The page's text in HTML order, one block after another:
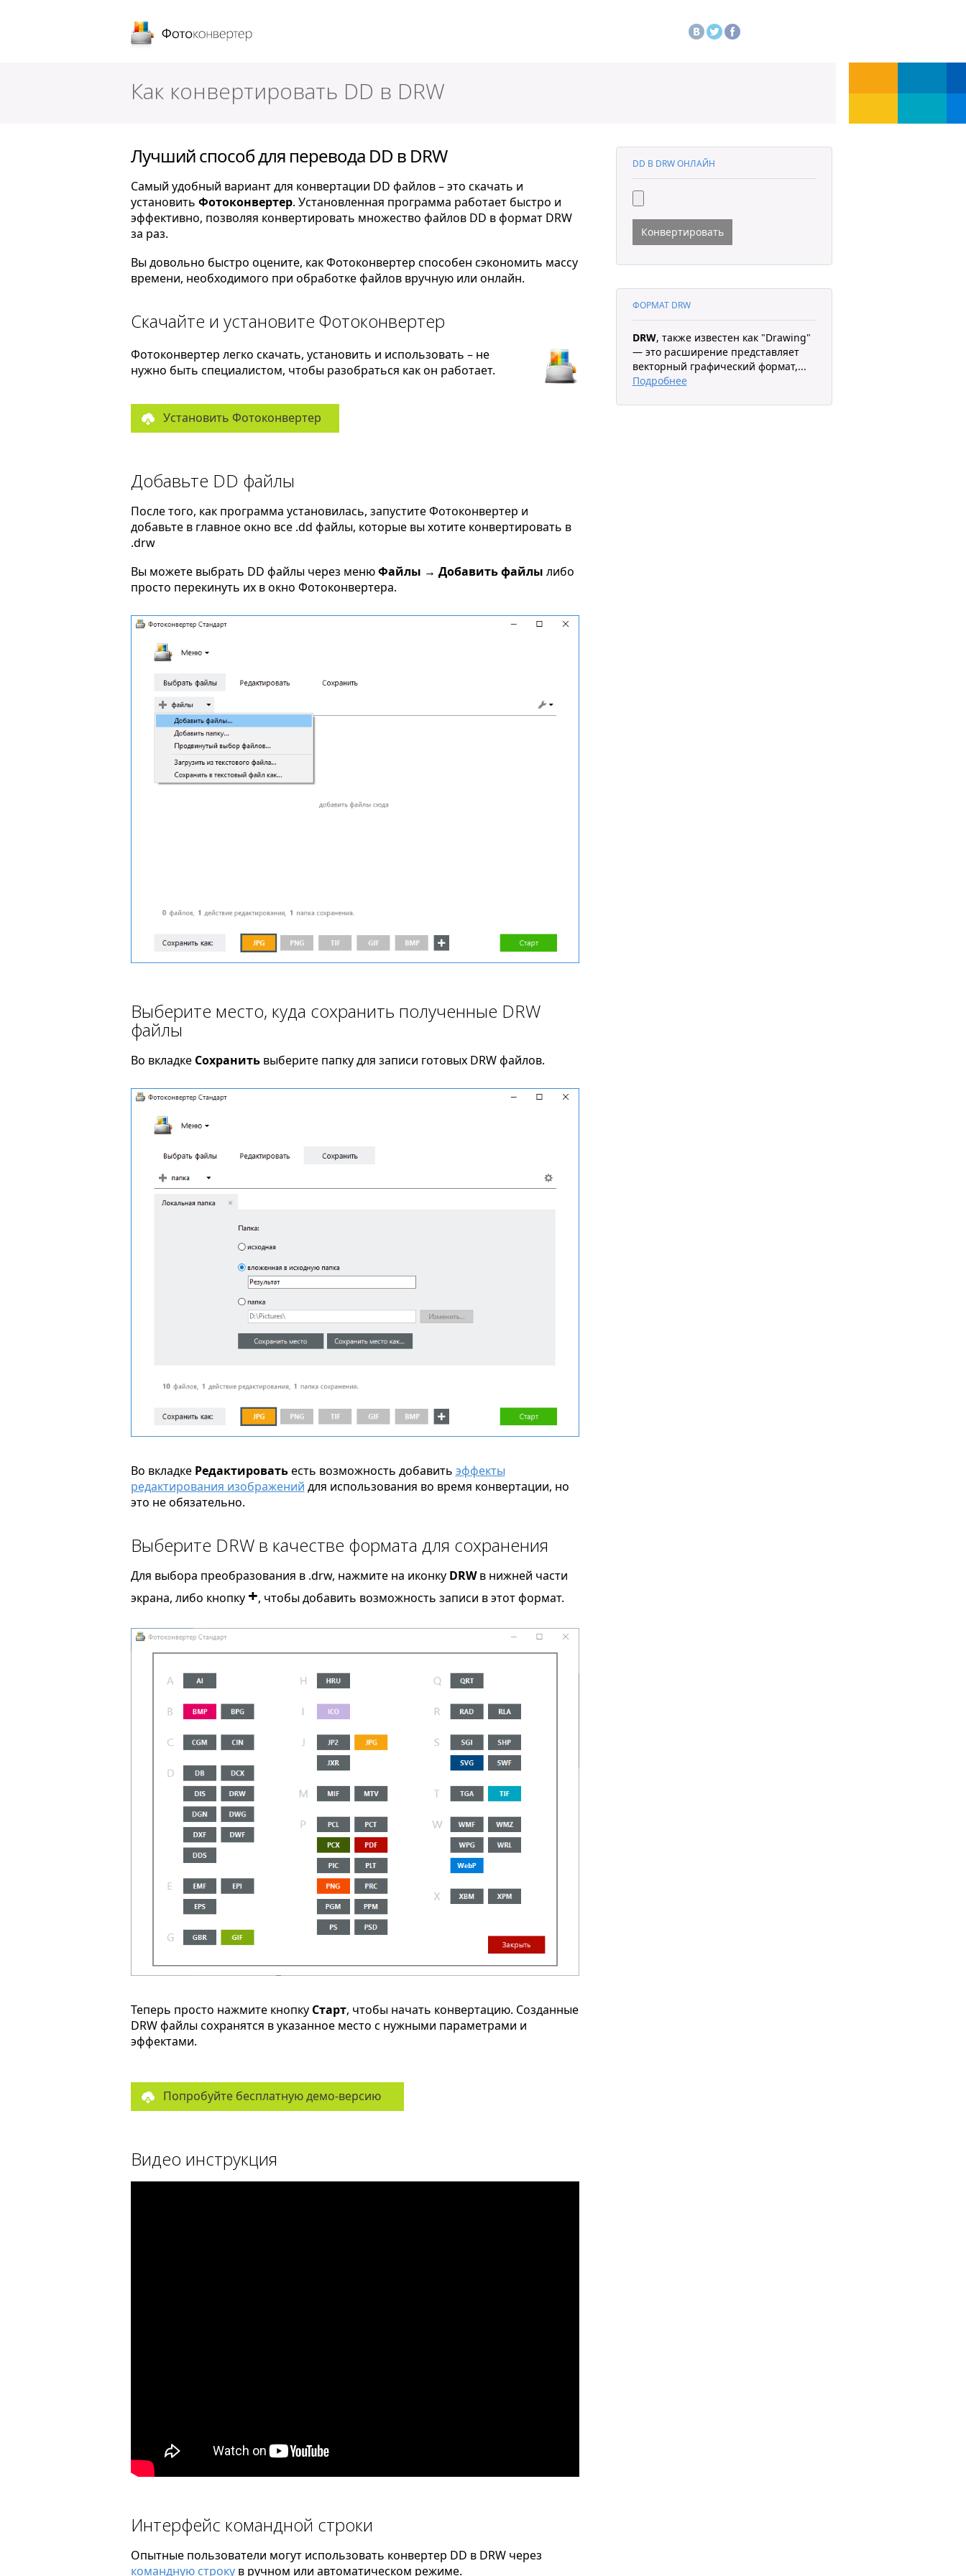
Как конвертировать DD в DRW
Лучший способ для перевода DD в DRW
Самый удобный вариант для конвертации DD файлов – это скачать и
установить Фотоконвертер. Установленная программа работает быстро и
эффективно, позволяя конвертировать множество файлов DD в формат DRW
за раз.
Вы довольно быстро оцените, как Фотоконвертер способен сэкономить массу
времени, необходимого при обработке файлов вручную или онлайн.
Скачайте и установите Фотоконвертер
Фотоконвертер легко скачать, установить и использовать – не
нужно быть специалистом, чтобы разобраться как он работает.
Установить Фотоконвертер
Добавьте DD файлы
После того, как программа установилась, запустите Фотоконвертер и
добавьте в главное окно все .dd файлы, которые вы хотите конвертировать в
.drw
Вы можете выбрать DD файлы через менюФайлы → Добавить файлы либо
просто перекинуть их в окно Фотоконвертера.
Выберите место, куда сохранить полученные DRW
файлы
Во вкладке Сохранитьвыберите папку для записи готовых DRW файлов.
Во вкладке Редактироватьесть возможность добавить эффекты
редактирования изображений для использования во время конвертации, но
это не обязательно.
Выберите DRW в качестве формата для сохранения
Для выбора преобразования в .drw, нажмите на иконку DRWв нижней части
экрана, либо кнопку +, чтобы добавить возможность записи в этот формат.
Теперь просто нажмите кнопку Старт, чтобы начать конвертацию. Созданные
DRW файлы сохранятся в указанное место с нужными параметрами и
эффектами.
Попробуйте бесплатную демо-версию
Видео инструкция
Интерфейс командной строки
Опытные пользователи могут использовать конвертер DD в DRW через
командную строкув ручном или автоматическом режиме.
DD В DRW ОНЛАЙН
Конвертировать
ФОРМАТ DRW
DRW, также известен как "Drawing"
— это расширение представляет
векторный графический формат,...
Подробнее